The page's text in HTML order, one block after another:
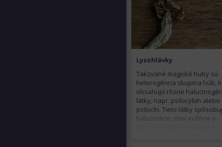
môžu byť aj jeho vedľajšie
príznaky. Najčastejšie sa
vyskytuje vo forme prášku
užívaného ústami alebo
šnupaním. Niekedy sa
vnútrožilovo.
Lysohlávky
Takzvané magické huby sú
heterogénna skupina húb,
obsahujú rôzne
látky, napr. psilocybín alebo
psilocín. Tieto látky
halucinácie, stav eufórie a